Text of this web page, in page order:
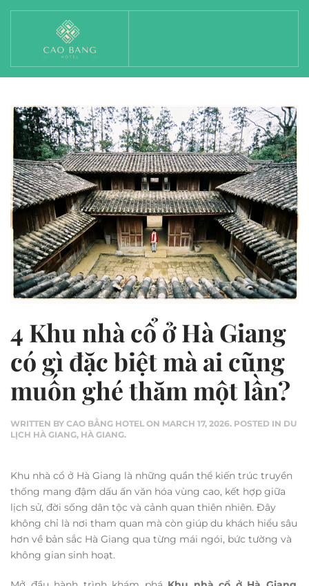
Skip to main content
4 Khu nhà cổ ở Hà Giang
có gì đặc biệt mà ai cũng
muốn ghé thăm một lần?
WRITTEN BY CAO BẰNG HOTEL ON MARCH 17, 2026. POSTED IN DU
LỊCH HÀ GIANG, HÀ GIANG.
Khu nhà cổ ở Hà Giang là những quần thể kiến trúc truyền
thống mang đậm dấu ấn văn hóa vùng cao, kết hợp giữa
lịch sử, đời sống dân tộc và cảnh quan thiên nhiên. Đây
không chỉ là nơi tham quan mà còn giúp du khách hiểu sâu
hơn về bản sắc Hà Giang qua từng mái ngói, bức tường và
không gian sinh hoạt.